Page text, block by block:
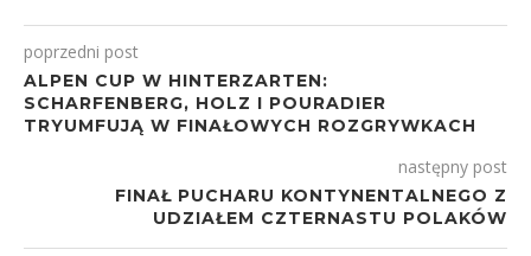
poprzedni post
ALPEN CUP W HINTERZARTEN:
SCHARFENBERG, HOLZ I POURADIER
TRYUMFUJĄ W FINAŁOWYCH ROZGRYWKACH
następny post
FINAŁ PUCHARU KONTYNENTALNEGO Z
UDZIAŁEM CZTERNASTU POLAKÓW